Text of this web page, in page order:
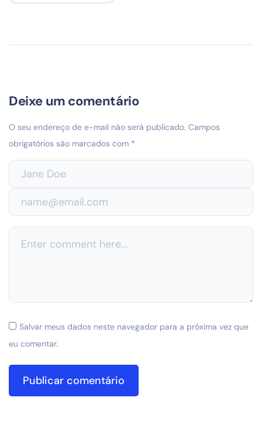
Deixe um comentário
O seu endereço de e-mail não será publicado. Campos
obrigatórios são marcados com *
Salvar meus dados neste navegador para a próxima vez que
eu comentar.